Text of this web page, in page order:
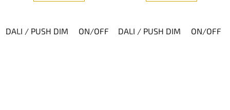
DALI / PUSH DIM ON/OFF DALI / PUSH DIM ON/OFF